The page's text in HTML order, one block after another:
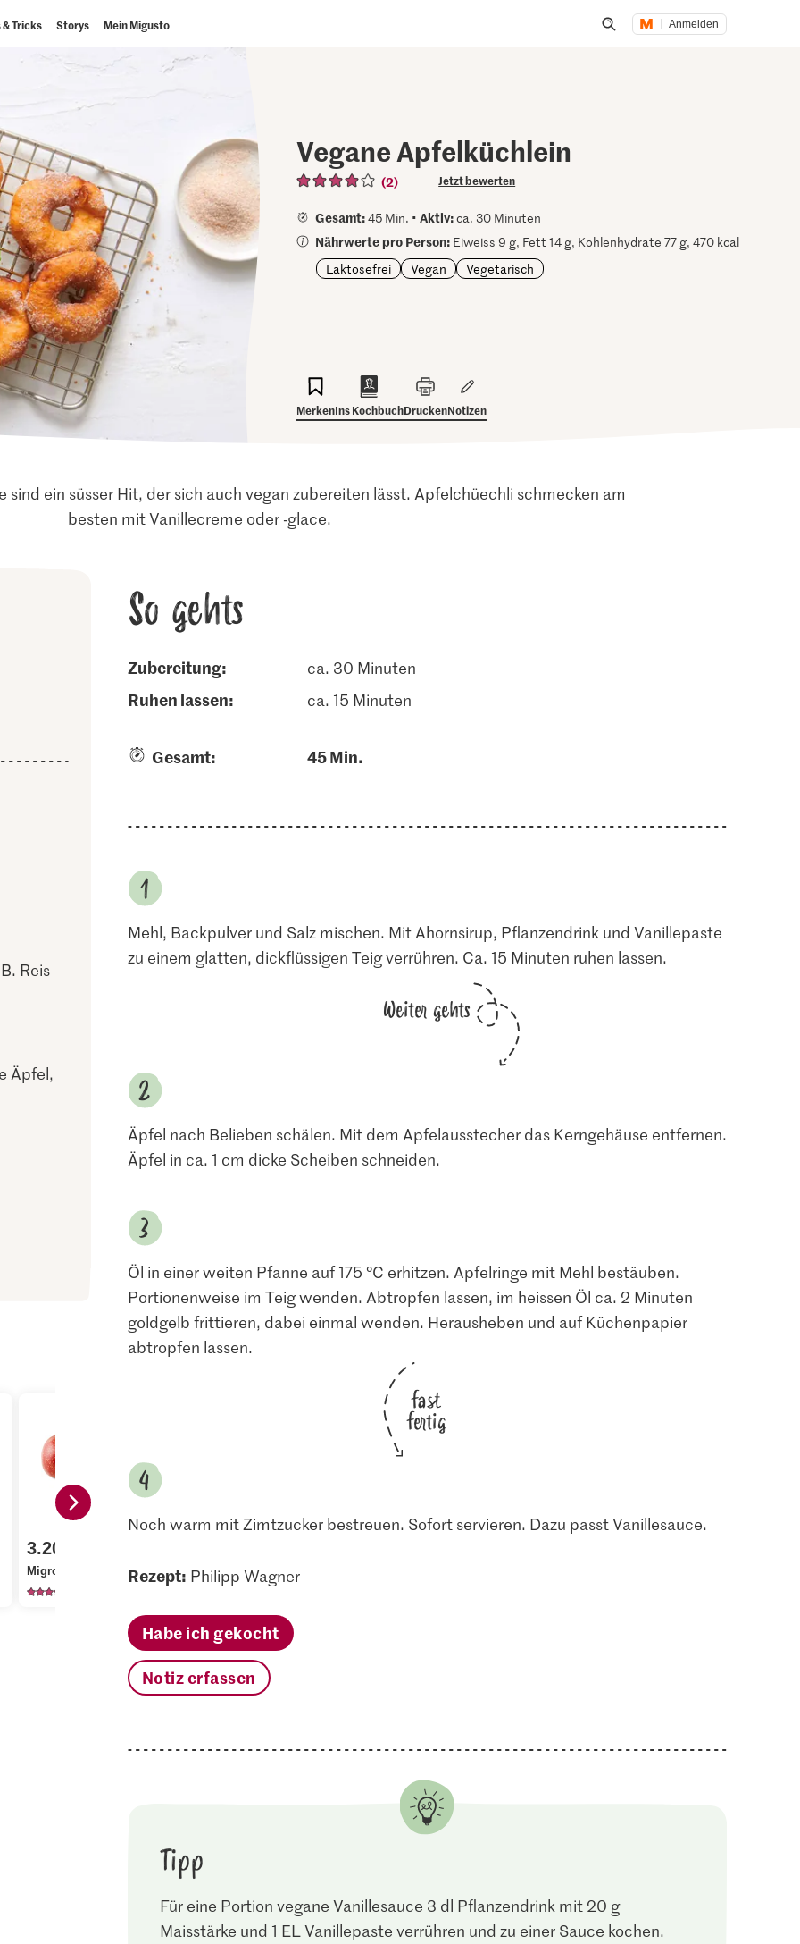
Tricks Storys Mein Migusto Anmelden
Vegane Apfelküchlein
(2) Jetzt bewerten
Gesamt:45 Min. •Aktiv:ca. 30 Minuten
Nährwerte pro Person: Eiweiss 9 g, Fett 14 g, Kohlenhydrate 77 g, 470 kcal
Laktosefrei
Vegan Vegetarisch
MerkenIns KochbuchDruckenNotizen
sind ein süsser Hit, der sich auch vegan zubereiten lässt. Apfelchüechli schmecken am
besten mit Vanillecreme oder -glace.
Reis
Äpfel,
3.20
Migros Äpfel Boskoop
2.10
Halbweissmehl
204
4.50 0.45
So gehts
Zubereitung: ca. 30 Minuten
ruhen lassen: ca. 15 Minuten
Gesamt: 45 Min.
Mehl, Backpulver und Salz mischen. Mit Ahornsirup, Pflanzendrink und Vanillepaste
zu einem glatten, dickflüssigen Teig verrühren. Ca. 15 Minuten ruhen lassen.
Weiter gehts
Äpfel nach Belieben schälen. Mit dem Apfelausstecher das Kerngehäuse entfernen.
Äpfel in ca. 1 cm dicke Scheiben schneiden.
Öl in einer weiten Pfanne auf 175 °C erhitzen. Apfelringe mit Mehl bestäuben.
Portionenweise im Teig wenden. Abtropfen lassen, im heissen Öl ca. 2 Minuten
goldgelb frittieren, dabei einmal wenden. Herausheben und auf Küchenpapier
abtropfen lassen.
fast
fertig
Noch warm mit Zimtzucker bestreuen. Sofort servieren. Dazu passt Vanillesauce.
Rezept: Philipp Wagner
Habe ich gekocht
Notiz erfassen
Tipp
Für eine Portion vegane Vanillesauce 3 dl Pflanzendrink mit 20 g
Maisstärke und 1 EL Vanillepaste verrühren und zu einer Sauce kochen.